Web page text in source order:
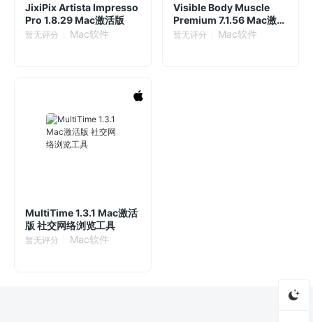
JixiPix Artista Impresso
Pro 1.8.29 Mac激活版
暂无评分 Mac软件
Visible Body Muscle
Premium 7.1.56 Mac激活
版 肌肉和骨骼解剖教学软
暂无评分 Mac软件
MultiTime 1.3.1 Mac激活
版 社交网络浏览工具
暂无评分 Mac软件